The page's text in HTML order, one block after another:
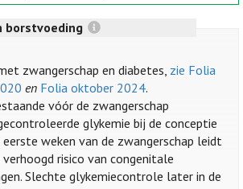
borstvoeding
zwangerschap en diabetes, zie Folia
en Folia oktober 2024.
vóór de zwangerschap
glykemie bij de conceptie
eerste weken van de zwangerschap leidt
risico van congenitale
Slechte glykemiecontrole later in de